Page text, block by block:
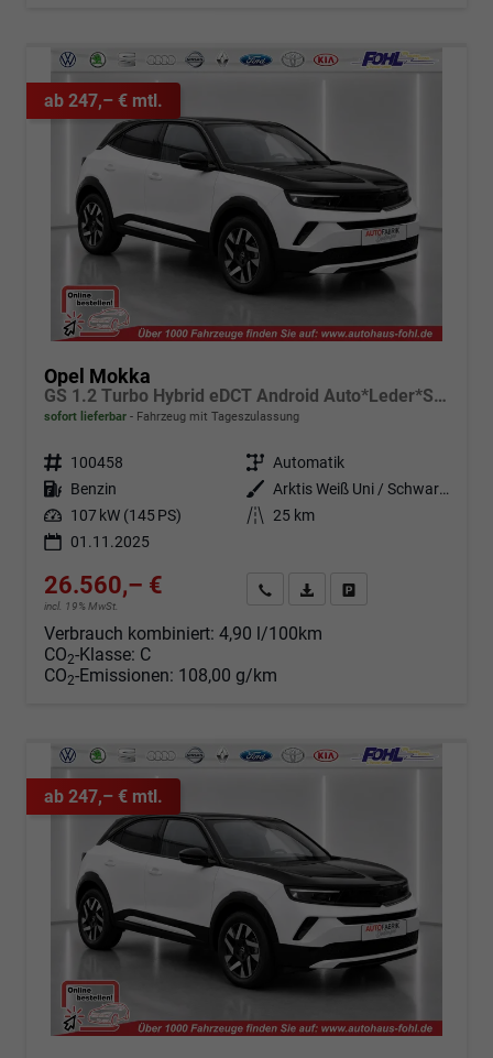
ab 247,– € mtl.
Opel Mokka
GS 1.2 Turbo Hybrid eDCT Android Auto*Leder*SHZ*Kamera*Klimaauto*LED*
sofort lieferbar Fahrzeug mit Tageszulassung
Fahrzeugnr. 100458 Getriebe Automatik
Kraftstoff Benzin Außenfarbe
Arktis Weiß Uni / Schwarzes Dach
Leistung 107 kW (145 PS) Kilometerstand 25 km
01.11.2025
26.560,– €
incl. 19% MwSt.
Angebot anfordern
Fahrzeugexpose (PDF)
Verbrauch kombiniert: 4,90 l/100km
CO2-Klasse: C
CO2-Emissionen: 108,00 g/km
ab 247,– € mtl.